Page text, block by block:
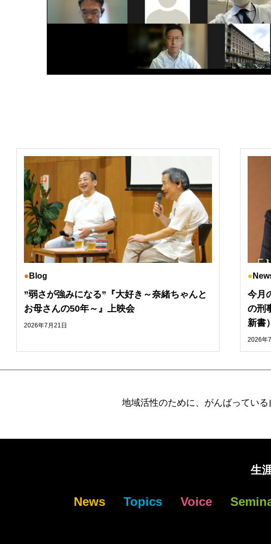
Blog
”弱さが強みになる”『大好き～奈緒ちゃんと
お母さんの50年～』上映会
2026年7月21日
今月
の刑
新書）
2026年
地域活性のために、がんばってい
生
News Topics Voice